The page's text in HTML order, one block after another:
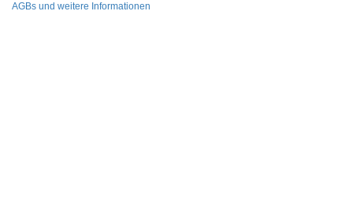
AGBs und weitere Informationen